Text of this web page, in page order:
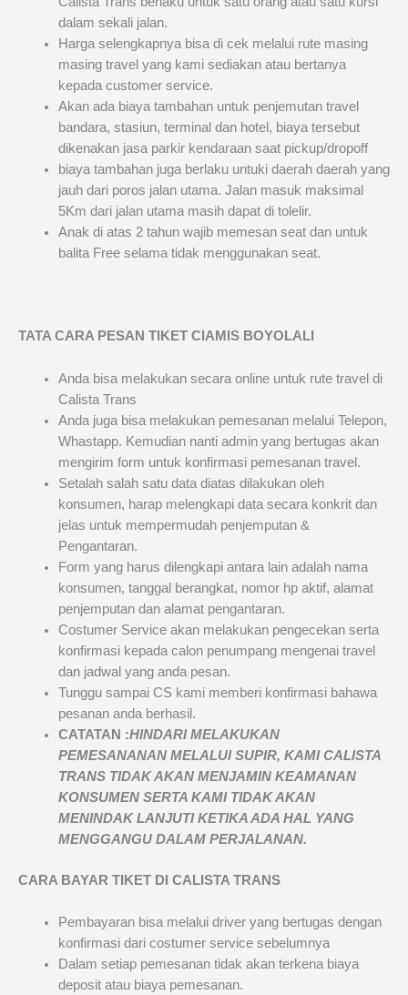
dalam sekali jalan.
Harga selengkapnya bisa di cek melalui rute masing
masing travel yang kami sediakan atau bertanya
kepada customer service.
Akan ada biaya tambahan untuk penjemutan travel
bandara, stasiun, terminal dan hotel, biaya tersebut
dikenakan jasa parkir kendaraan saat pickup/dropoff
biaya tambahan juga berlaku untuki daerah daerah yang
jauh dari poros jalan utama. Jalan masuk maksimal
5Km dari jalan utama masih dapat di tolelir.
Anak di atas 2 tahun wajib memesan seat dan untuk
balita Free selama tidak menggunakan seat.
TATA CARA PESAN TIKET CIAMIS BOYOLALI
Anda bisa melakukan secara online untuk rute travel di
Calista Trans
Anda juga bisa melakukan pemesanan melalui Telepon,
Whastapp. Kemudian nanti admin yang bertugas akan
mengirim form untuk konfirmasi pemesanan travel.
Setalah salah satu data diatas dilakukan oleh
konsumen, harap melengkapi data secara konkrit dan
jelas untuk mempermudah penjemputan &
Pengantaran.
Form yang harus dilengkapi antara lain adalah nama
konsumen, tanggal berangkat, nomor hp aktif, alamat
penjemputan dan alamat pengantaran.
Costumer Service akan melakukan pengecekan serta
konfirmasi kepada calon penumpang mengenai travel
dan jadwal yang anda pesan.
Tunggu sampai CS kami memberi konfirmasi bahawa
pesanan anda berhasil.
CATATAN :HINDARI MELAKUKAN
PEMESANANAN MELALUI SUPIR, KAMICALISTA
TRANSTIDAK AKAN MENJAMINKEAMANAN
KONSUMEN SERTA KAMI TIDAK AKAN
MENINDAK LANJUTI KETIKA ADA HAL YANG
MENGGANGU DALAM PERJALANAN.
CARA BAYAR TIKET DI CALISTA TRANS
Pembayaran bisa melalui driver yang bertugas dengan
konfirmasi dari costumer service sebelumnya
Dalam setiap pemesanan tidak akan terkena biaya
deposit atau biaya pemesanan.